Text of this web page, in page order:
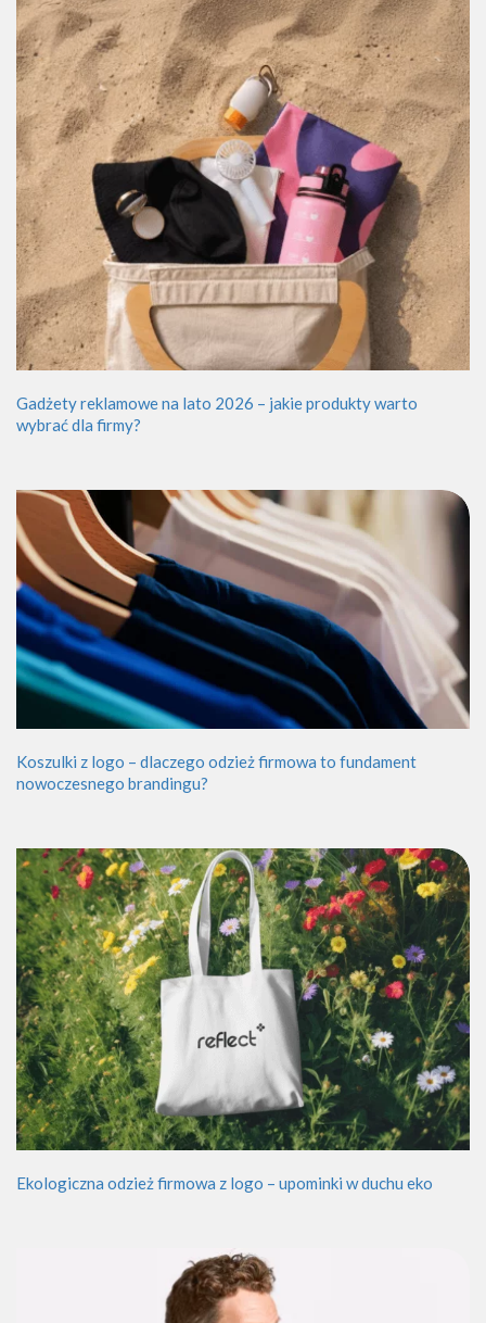
Gadżety reklamowe na lato 2026 – jakie produkty warto
wybrać dla firmy?
Koszulki z logo – dlaczego odzież firmowa to fundament
nowoczesnego brandingu?
Ekologiczna odzież firmowa z logo – upominki w duchu eko